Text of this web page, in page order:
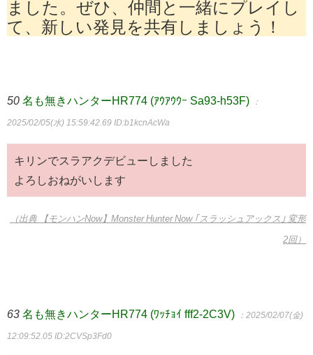
ました。ぜひ、仲間と一緒にプレイし
て、新しい発見を共有しましょう！
50 名も無きハンターHR774 (ｱｳｱｳｳｰ Sa93-h53F) ：
2025/02/05(水) 15:59:42.69 ID:b1kcnAcWa
キリンでスラアクデビューしました
よろしおねがいします
（出典 【モンハンNow】Monster Hunter Now ｢スラッシュアックス｣ 変形
2回）
63 名も無きハンターHR774 (ﾜｯﾁｮｲ fff2-2C3V) ：2025/02/07(金)
12:09:52.05 ID:2CVSp3Fd0